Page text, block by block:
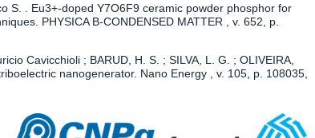
S. . Eu3+-doped Y7O6F9 ceramic powder phosphor for
PHYSICA B-CONDENSED MATTER , v. 652, p.
Cavicchioli ; BARUD, H. S. ; SILVA, L. G. ; OLIVEIRA,
nanogenerator. Nano Energy , v. 105, p. 108035,